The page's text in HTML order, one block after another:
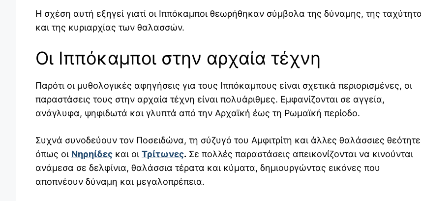
Η σχέση αυτή εξηγεί γιατί οι Ιππόκαμποι θεωρήθηκαν σύμβολα της δύναμης, της
και της κυριαρχίας των θαλασσών.
Οι Ιππόκαμποι στην αρχαία τέχνη
Παρότι οι μυθολογικές αφηγήσεις για τους Ιππόκαμπους είναι σχετικά περιορισμένες, οι
παραστάσεις τους στην αρχαία τέχνη είναι πολυάριθμες. Εμφανίζονται σε αγγεία,
ανάγλυφα, ψηφιδωτά και γλυπτά από την Αρχαϊκή έως τη Ρωμαϊκή περίοδο.
Συχνά συνοδεύουν τον Ποσειδώνα, τη σύζυγό του Αμφιτρίτη και άλλες θαλάσσιες
όπως οι Νηρηίδες και οι Τρίτωνες. Σε πολλές παραστάσεις απεικονίζονται να κινούνται
ανάμεσα σε δελφίνια, θαλάσσια τέρατα και κύματα, δημιουργώντας εικόνες που
αποπνέουν δύναμη και μεγαλοπρέπεια.